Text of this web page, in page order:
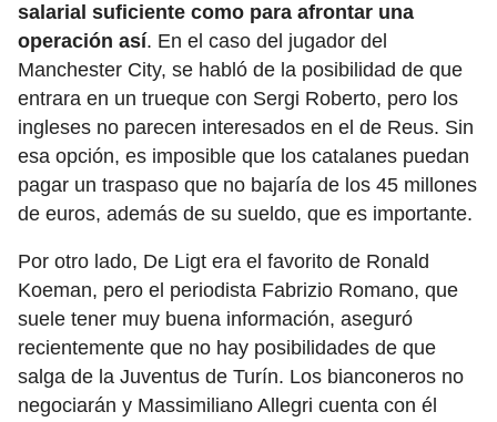
salarial suficiente como para afrontar una
operación así. En el caso del jugador del
Manchester City, se habló de la posibilidad de que
entrara en un trueque con Sergi Roberto, pero los
ingleses no parecen interesados en el de Reus. Sin
esa opción, es imposible que los catalanes puedan
pagar un traspaso que no bajaría de los 45 millones
de euros, además de su sueldo, que es importante.
Por otro lado, De Ligt era el favorito de Ronald
Koeman, pero el periodista Fabrizio Romano, que
suele tener muy buena información, aseguró
recientemente que no hay posibilidades de que
salga de la Juventus de Turín. Los bianconeros no
negociarán y Massimiliano Allegri cuenta con él